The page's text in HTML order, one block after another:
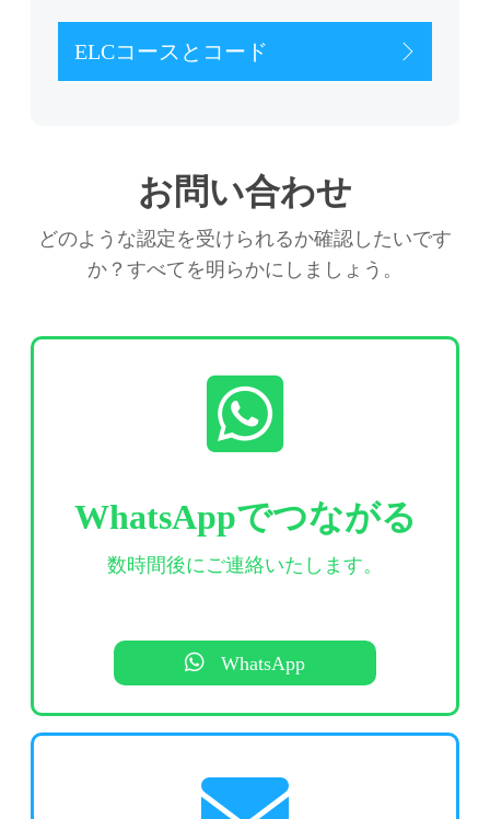
ELCコースとコード
お問い合わせ
どのような認定を受けられるか確認したいです
か？すべてを明らかにしましょう。
WhatsAppでつながる
数時間後にご連絡いたします。
WhatsApp